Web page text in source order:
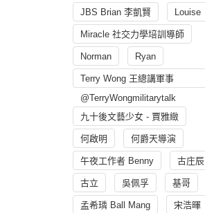
JBS Brian 李凱賢 Louise
Miracle 社交力學培訓導師
Norman Ryan
Terry Wong 王總講軍事
@TerryWongmilitarytalk
九十後文藝少女 - 賈雅緻
何啟明 何爵天導演
午夜工作者 Benny 古庄辰
古立 吳佩孚 基哥
孟希璘 Ball Mang 宋浩暉